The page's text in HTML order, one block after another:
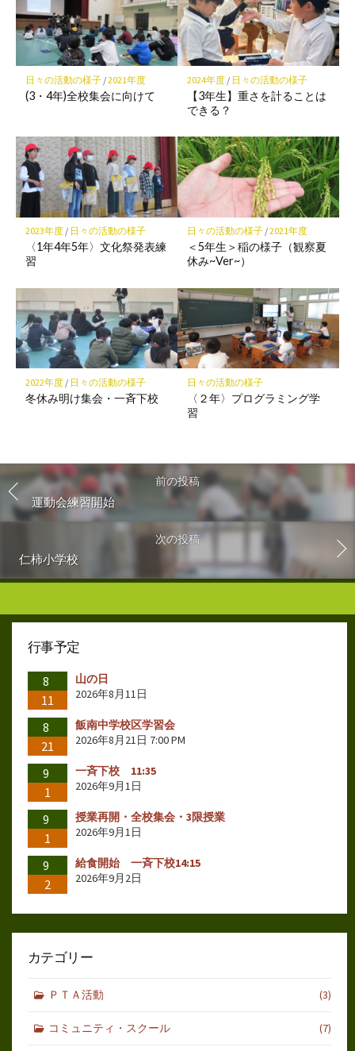
ー
ク
に
保
存
日々の活動の様子/2021年度
(3・4年)全校集会に向けて
2024年度/ 日々の活動の様子
【3年生】重さを計ることは
できる？
2023年度/ 日々の活動の様子
〈1年4年5年〉文化祭発表練
習
日々の活動の様子/2021年度
＜5年生＞稲の様子（観察夏
休み~Ver~）
2022年度/ 日々の活動の様子
冬休み明け集会・一斉下校
日々の活動の様子
〈２年〉プログラミング学
習
前の投稿
運動会練習開始
次の投稿
仁柿小学校
行事予定
8
11
山の日
2026年8月11日
8
21
飯南中学校区学習会
2026年8月21日 7:00 PM
9
1
一斉下校 11:35
2026年9月1日
9
1
授業再開・全校集会・3限授業
2026年9月1日
9
2
給食開始 一斉下校14:15
2026年9月2日
カテゴリー
ＰＴＡ活動 (3)
コミュニティ・スクール (7)